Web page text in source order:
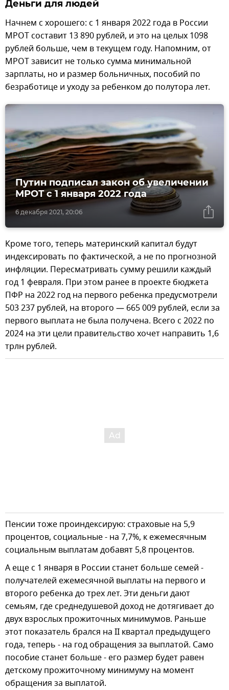
Деньги для людей
Начнем с хорошего: с 1 января 2022 года в России
МРОТ составит 13 890 рублей, и это на целых 1098
рублей больше, чем в текущем году. Напомним, от
МРОТ зависит не только сумма минимальной
зарплаты, но и размер больничных, пособий по
безработице и уходу за ребенком до полутора лет.
6 декабря 2021, 20:06
Путин подписал закон об увеличении
МРОТ с 1 января 2022 года
Кроме того, теперь материнский капитал будут
индексировать по фактической, а не по прогнозной
инфляции. Пересматривать сумму решили каждый
год 1 февраля. При этом ранее в проекте бюджета
ПФР на 2022 год на первого ребенка предусмотрели
503 237 рублей, на второго — 665 009 рублей, если за
первого выплата не была получена. Всего с 2022 по
2024 на эти цели правительство хочет направить 1,6
трлн рублей.
Пенсии тоже проиндексирую: страховые на 5,9
процентов, социальные - на 7,7%, к ежемесячным
социальным выплатам добавят 5,8 процентов.
А еще с 1 января в России станет больше семей -
получателей ежемесячной выплаты на первого и
второго ребенка до трех лет. Эти деньги дают
семьям, где среднедушевой доход не дотягивает до
двух взрослых прожиточных минимумов. Раньше
этот показатель брался на II квартал предыдущего
года, теперь - на год обращения за выплатой. Само
пособие станет больше - его размер будет равен
детскому прожиточному минимуму на момент
обращения за выплатой.